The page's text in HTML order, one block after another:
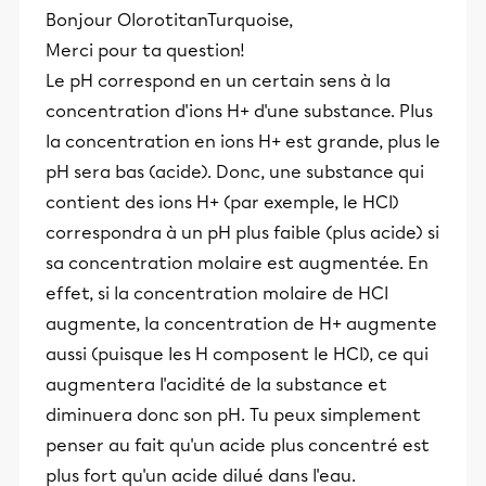
Bonjour OlorotitanTurquoise,
Merci pour ta question!
Le pH correspond en un certain sens à la
concentration d'ions H+ d'une substance. Plus
la concentration en ions H+ est grande, plus le
pH sera bas (acide). Donc, une substance qui
contient des ions H+ (par exemple, le HCl)
correspondra à un pH plus faible (plus acide) si
sa concentration molaire est augmentée. En
effet, si la concentration molaire de HCl
augmente, la concentration de H+ augmente
aussi (puisque les H composent le HCl), ce qui
augmentera l'acidité de la substance et
diminuera donc son pH. Tu peux simplement
penser au fait qu'un acide plus concentré est
plus fort qu'un acide dilué dans l'eau.